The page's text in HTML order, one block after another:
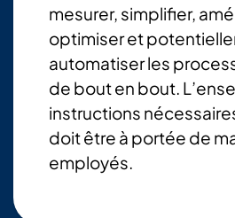
mesurer, simplifier,
optimiser et
automatiser les
de bout en bout.
instructions
doit être à portée de
employés.